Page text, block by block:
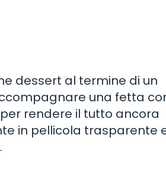
dessert al termine di un
una fetta
rendere il tutto ancora
in pellicola trasparente